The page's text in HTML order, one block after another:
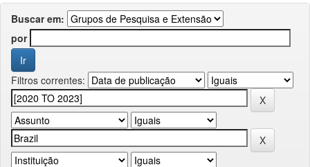
Buscar em:
por
Filtros correntes: